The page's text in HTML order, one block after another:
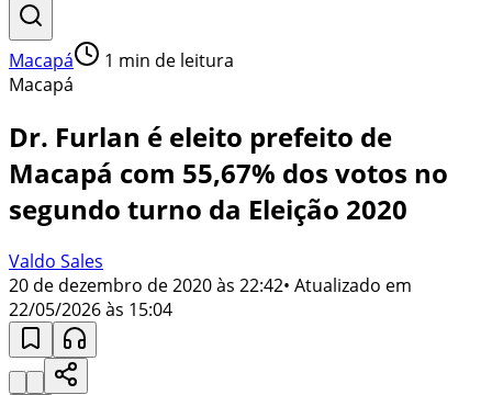
Macapá 1 min de leitura
Macapá
Dr. Furlan é eleito prefeito de
Macapá com 55,67% dos votos no
segundo turno da Eleição 2020
Valdo Sales
20 de dezembro de 2020 às 22:42• Atualizado em
22/05/2026 às 15:04